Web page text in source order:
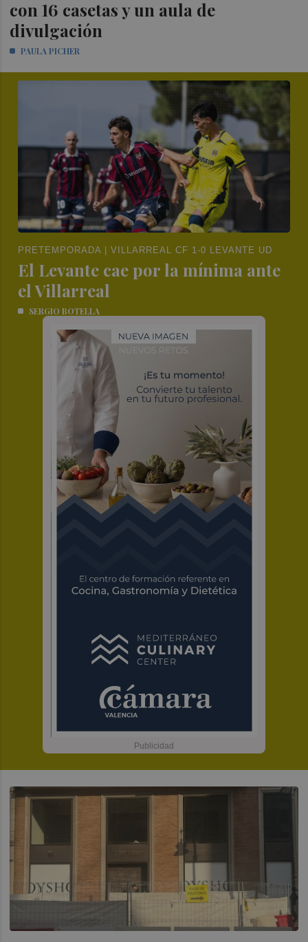
con 16 casetas y un aula de
divulgación
PAULA PICHER
PRETEMPORADA | VILLARREAL CF 1-0 LEVANTE UD
El Levante cae por la mínima ante
el Villarreal
SERGIO BOTELLA